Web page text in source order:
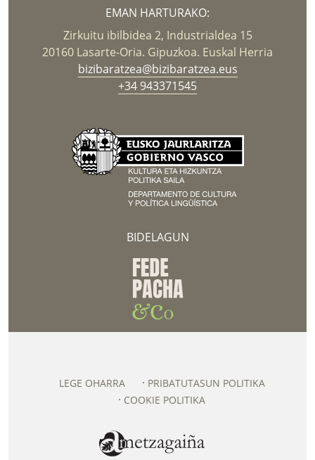
EMAN HARTURAKO:
Zirkuitu ibilbidea 2, Industrialdea 15
20160 Lasarte-Oria. Gipuzkoa. Euskal Herria
bizibaratzea@bizibaratzea.eus
+34 943371545
BIDELAGUN
LEGE OHARRA
PRIBATUTASUN POLITIKA
COOKIE POLITIKA